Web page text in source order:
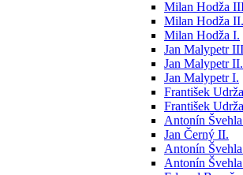
Milan Hodža
Milan Hodža II.
Milan Hodža I.
Jan Malypetr
Jan Malypetr II.
Jan Malypetr I.
František
František
Antonín
Jan Černý II.
Antonín
Antonín